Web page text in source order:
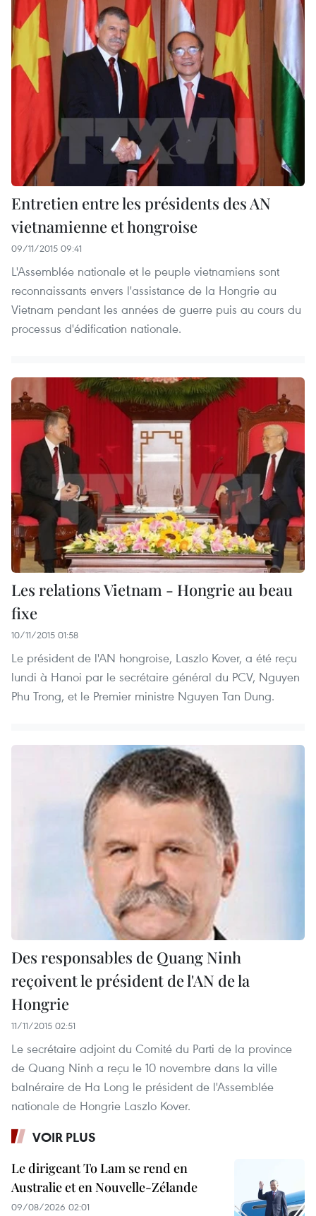
Entretien entre les présidents des AN
vietnamienne et hongroise
09/11/2015 09:41
L'Assemblée nationale et le peuple vietnamiens sont
reconnaissants envers l'assistance de la Hongrie au
Vietnam pendant les années de guerre puis au cours du
processus d'édification nationale.
Les relations Vietnam - Hongrie au beau
fixe
10/11/2015 01:58
Le président de l'AN hongroise, Laszlo Kover, a été reçu
lundi à Hanoi par le secrétaire général du PCV, Nguyen
Phu Trong, et le Premier ministre Nguyen Tan Dung.
Des responsables de Quang Ninh
reçoivent le président de l'AN de la
Hongrie
11/11/2015 02:51
Le secrétaire adjoint du Comité du Parti de la province
de Quang Ninh a reçu le 10 novembre dans la ville
balnéraire de Ha Long le président de l'Assemblée
nationale de Hongrie Laszlo Kover.
VOIR PLUS
Le dirigeant To Lam se rend en
Australie et en Nouvelle-Zélande
09/08/2026 02:01